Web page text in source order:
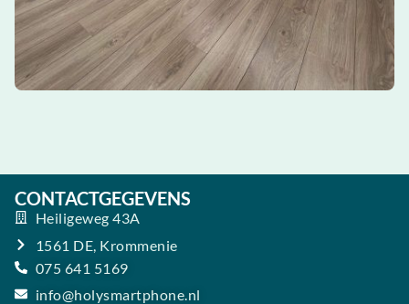
CONTACTGEGEVENS
Heiligeweg 43A
1561 DE, Krommenie
075 641 5169
info@holysmartphone.nl